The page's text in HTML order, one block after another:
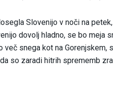
Slovenijo v noči na
dovolj hladno, se bo meja
snega kot na Gorenjskem,
so zaradi hitrih sprememb